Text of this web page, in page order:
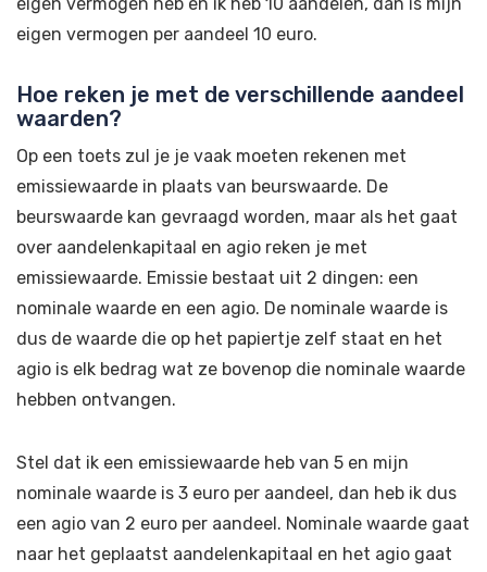
eigen vermogen per aandeel 10 euro.
Hoe reken je met de verschillende aandeel
waarden?
Op een toets zul je je vaak moeten rekenen met
emissiewaarde in plaats van beurswaarde. De
beurswaarde kan gevraagd worden, maar als het gaat
over aandelenkapitaal en agio reken je met
emissiewaarde. Emissie bestaat uit 2 dingen: een
nominale waarde en een agio. De nominale waarde is
dus de waarde die op het papiertje zelf staat en het
agio is elk bedrag wat ze bovenop die nominale waarde
hebben ontvangen.
Stel dat ik een emissiewaarde heb van 5 en mijn
nominale waarde is 3 euro per aandeel, dan heb ik dus
een agio van 2 euro per aandeel. Nominale waarde gaat
naar het geplaatst aandelenkapitaal en het agio gaat